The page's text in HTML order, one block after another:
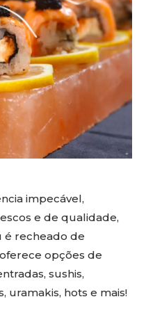
impecável,
e de qualidade,
é recheado de
opções de
sushis,
uramakis, hots e mais!